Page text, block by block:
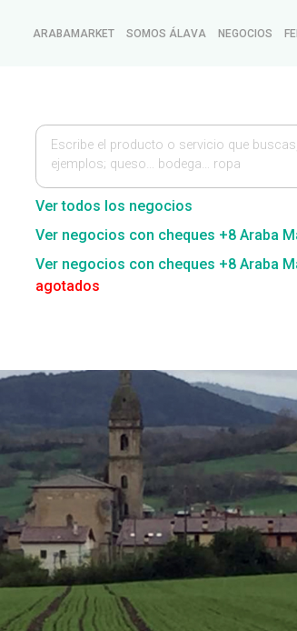
ARABAMARKET SOMOS ÁLAVA NEGOCIOS
Escribe el producto o servicio que
ejemplos; queso… bodega… ropa
Ver todos los negocios
Ver negocios con cheques +8 Araba
Ver negocios con cheques +8 Araba
agotados